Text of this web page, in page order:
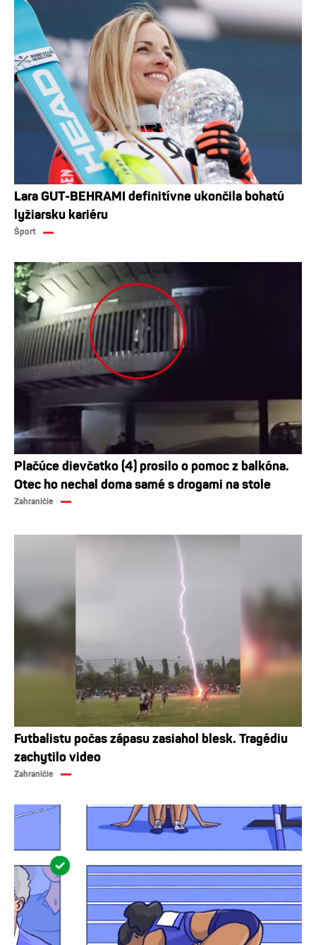
Lara GUT-BEHRAMI definitívne ukončila bohatú
lyžiarsku kariéru
Šport
Plačúce dievčatko (4) prosilo o pomoc z balkóna.
Otec ho nechal doma samé s drogami na stole
Zahraničie
Futbalistu počas zápasu zasiahol blesk. Tragédiu
zachytilo video
Zahraničie